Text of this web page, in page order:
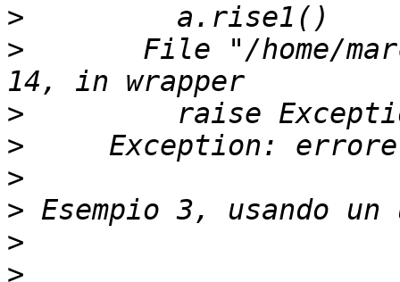
>
> File "/home/
>
>
>
>
>
>